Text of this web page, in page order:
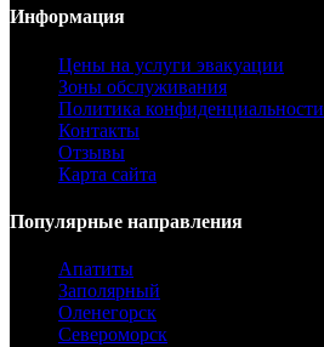
Информация
Цены на услуги эвакуации
Зоны обслуживания
Политика конфиденциальности
Контакты
Отзывы
Карта сайта
Популярные направления
Апатиты
Заполярный
Оленегорск
Североморск